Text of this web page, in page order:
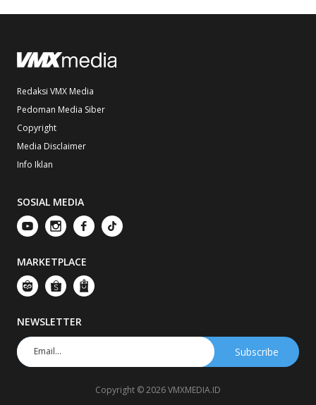
Redaksi VMX Media
Pedoman Media Siber
Copyright
Media Disclaimer
Info Iklan
SOSIAL MEDIA
MARKETPLACE
NEWSLETTER
Copyright © 2026 VMXMEDIA.ID